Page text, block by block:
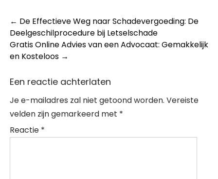
Post
navigation
← De Effectieve Weg naar Schadevergoeding: De
Deelgeschilprocedure bij Letselschade
Gratis Online Advies van een Advocaat: Gemakkelijk
en Kosteloos →
Een reactie achterlaten
Je e-mailadres zal niet getoond worden. Vereiste
velden zijn gemarkeerd met *
Reactie *